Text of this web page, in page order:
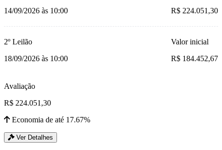
14/09/2026 às 10:00
R$ 224.051,30
2º Leilão
18/09/2026 às 10:00
Valor inicial
R$ 184.452,67
Avaliação
R$ 224.051,30
Economia de até 17.67%
Ver Detalhes